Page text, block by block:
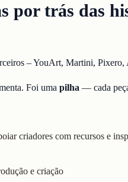
por trás das
– YouArt, Martini,
Foi umapilha — cada
criadores com recursos e
e criação